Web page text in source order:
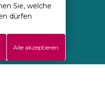
Sie, welche
dürfen
Alle akzeptieren